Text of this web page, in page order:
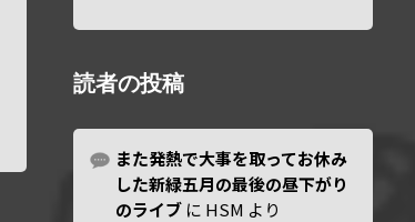
読者の投稿
また発熱で大事を取ってお休み
した新緑五月の最後の昼下がり
のライブ に HSM より